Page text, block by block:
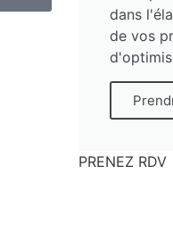
dans
de vos
PRENEZ RDV